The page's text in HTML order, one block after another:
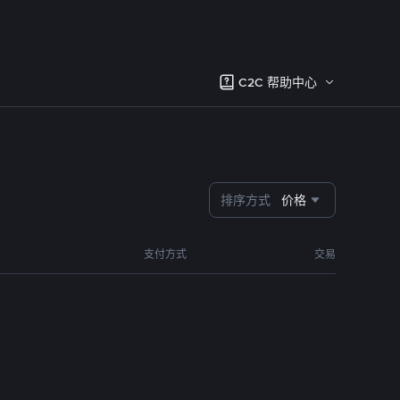
C2C 帮助中心
排序方式 价格
支付方式 交易